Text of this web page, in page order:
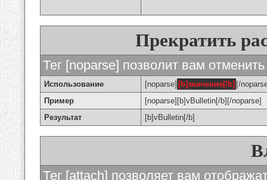
Прекратить
Тег [noparse] позволит вам
Использование [noparse] [b]значение[/b] [/
Пример
[noparse][b]vBulletin[/b][/noparse]
Результат
[b]vBulletin[/b]
Тег [attach] позволяет вам